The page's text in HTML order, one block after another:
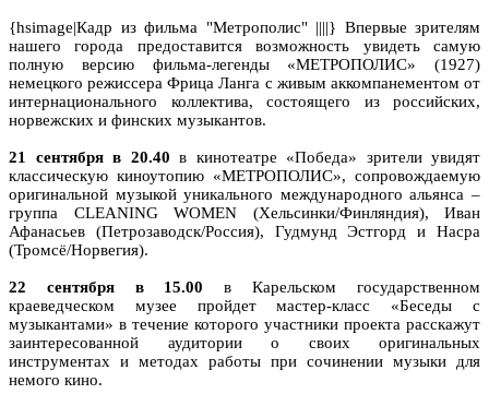
{hsimage|Кадр из фильма "Метрополис" ||||} Впервые зрителям
нашего города предоставится возможность увидеть самую
полную версию фильма-легенды «МЕТРОПОЛИС» (1927)
немецкого режиссера Фрица Ланга с живым аккомпанементом от
интернационального коллектива, состоящего из российских,
норвежских и финских музыкантов.
21 сентября в 20.40 в кинотеатре «Победа» зрители увидят
классическую киноутопию «МЕТРОПОЛИС», сопровождаемую
оригинальной музыкой уникального международного альянса –
группа CLEANING WOMEN (Хельсинки/Финляндия), Иван
Афанасьев (Петрозаводск/Россия), Гудмунд Эстгорд и Насра
(Тромсё/Норвегия).
22 сентября в 15.00в Карельском государственном
краеведческом музее пройдет мастер-класс «Беседы с
музыкантами» в течение которого участники проекта расскажут
заинтересованной аудитории о своих оригинальных
инструментах и методах работы при сочинении музыки для
немого кино.